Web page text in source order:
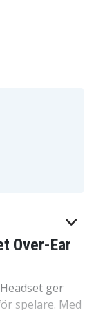
Over-Ear
ger
spelare. Med